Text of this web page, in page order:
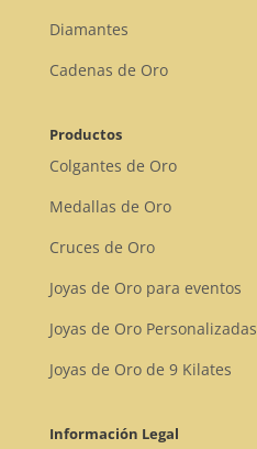
Diamantes
Cadenas de Oro
Productos
Colgantes de Oro
Medallas de Oro
Cruces de Oro
Joyas de Oro para eventos
Joyas de Oro Personalizadas
Joyas de Oro de 9 Kilates
Información Legal